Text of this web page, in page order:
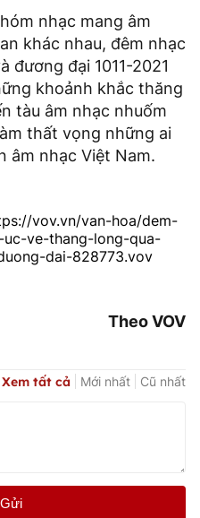
nhạc mang âm
khác nhau, đêm nhạc
đương đại 1011-2021
khoảnh khắc thăng
tàu âm nhạc nhuốm
thất vọng những ai
âm nhạc Việt Nam.
vov.vn/van-hoa/dem-
uc-ve-thang-long-qua-
dai-828773.vov
Theo VOV
Xem tất cả Mới nhất Cũ nhất
Gửi